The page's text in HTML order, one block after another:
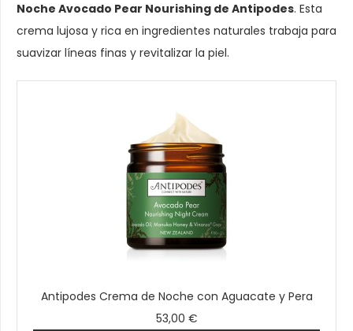
Noche Avocado Pear Nourishing de Antipodes. Esta
crema lujosa y rica en ingredientes naturales trabaja para
suavizar líneas finas y revitalizar la piel.
Antipodes Crema de Noche con Aguacate y Pera
53,00 €